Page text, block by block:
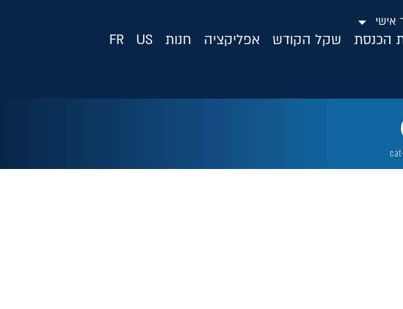
אישי
הכנסת שקל הקודש אפליקציה חנות US
FR